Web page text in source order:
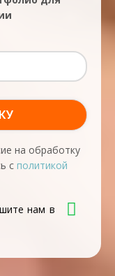
на обработку
с политикой
нам в